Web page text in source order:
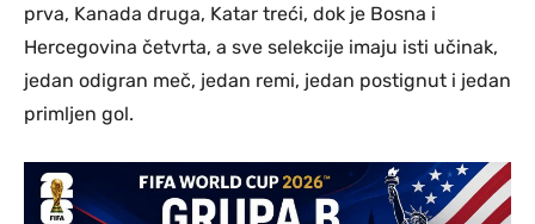
prva, Kanada druga, Katar treći, dok je Bosna i
Hercegovina četvrta, a sve selekcije imaju isti učinak,
jedan odigran meč, jedan remi, jedan postignut i jedan
primljen gol.